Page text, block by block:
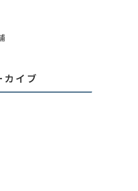
カイブ